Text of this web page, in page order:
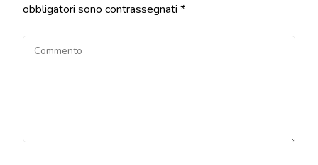
obbligatori sono contrassegnati *